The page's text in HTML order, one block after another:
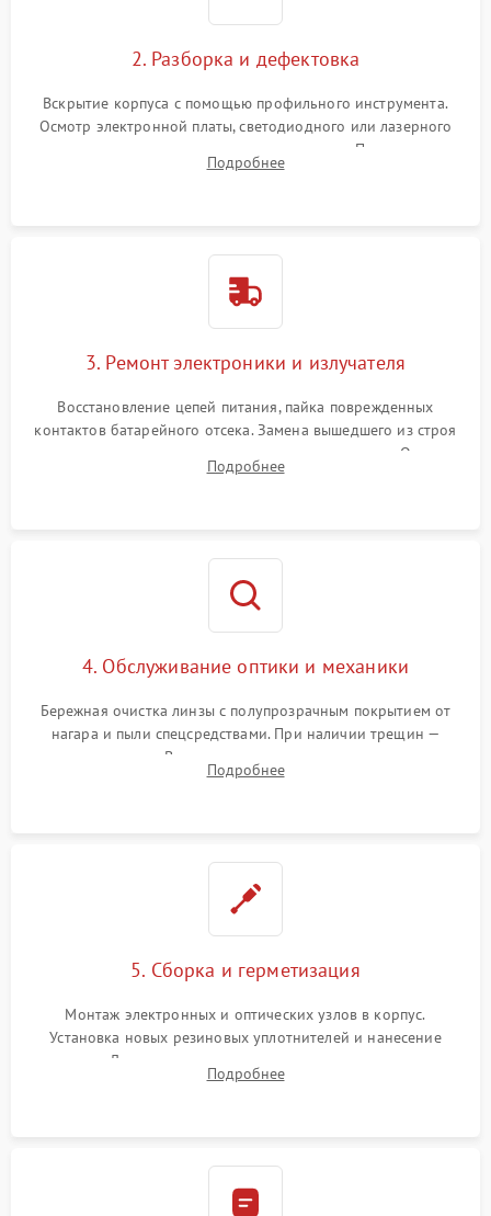
2. Разборка и дефектовка
Вскрытие корпуса с помощью профильного инструмента.
Осмотр электронной платы, светодиодного или лазерного
излучателя, а также механизма выверки. Проверка
уплотнительных прокладок и выявление следов окисления
Подробнее
3. Ремонт электроники и излучателя
Восстановление цепей питания, пайка поврежденных
контактов батарейного отсека. Замена вышедшего из строя
светодиода или микросхемы управления яркостью. Очистка
платы от коррозии и нанесение защитного лака для
Подробнее
4. Обслуживание оптики и механики
Бережная очистка линзы с полупрозрачным покрытием от
нагара и пыли спецсредствами. При наличии трещин —
замена стекла. Восстановление или замена пружин и
резьбовых элементов в механизме ввода поправок для
Подробнее
5. Сборка и герметизация
Монтаж электронных и оптических узлов в корпус.
Установка новых резиновых уплотнителей и нанесение
герметика. Для закрытых коллиматоров — вакуумирование и
заполнение инертным газом для исключения запотевания
Подробнее